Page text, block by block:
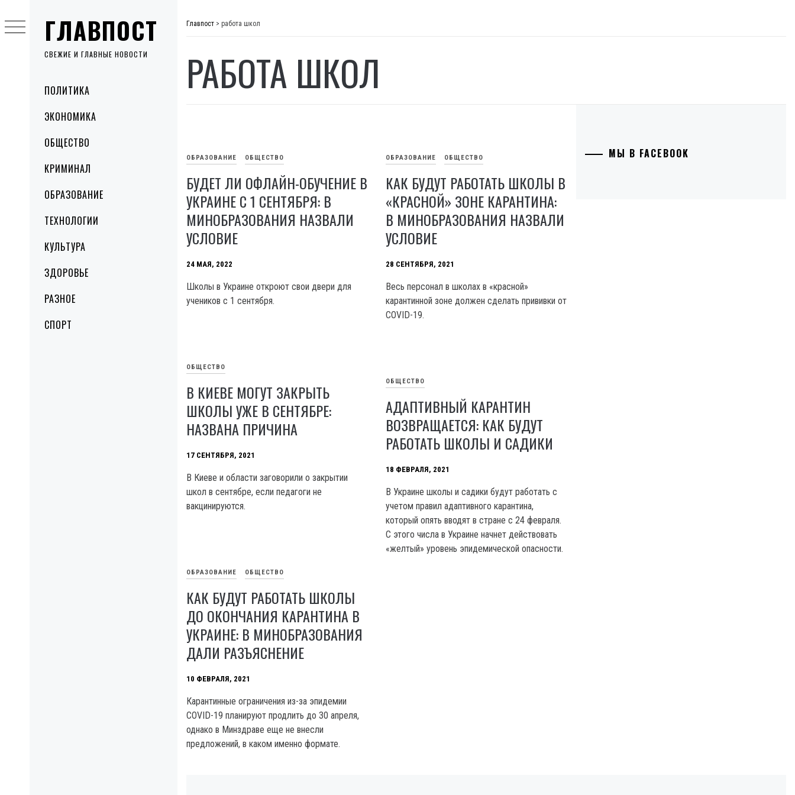
ГЛАВПОСТ
СВЕЖИЕ И ГЛАВНЫЕ НОВОСТИ
MenuПОЛИТИКА
ЭКОНОМИКА
ОБЩЕСТВО
КРИМИНАЛ
ОБРАЗОВАНИЕ
ТЕХНОЛОГИИ
КУЛЬТУРА
ЗДОРОВЬЕ
РАЗНОЕ
СПОРТ
to
content
Главпост > работа школ
РАБОТА ШКОЛ
ОБРАЗОВАНИЕ ОБЩЕСТВО
БУДЕТ ЛИ ОФЛАЙН-ОБУЧЕНИЕ В
УКРАИНЕ С 1 СЕНТЯБРЯ: В
МИНОБРАЗОВАНИЯ НАЗВАЛИ
УСЛОВИЕ
24 МАЯ, 2022
Школы в Украине откроют свои двери для
учеников с 1 сентября.
ОБРАЗОВАНИЕ ОБЩЕСТВО
КАК БУДУТ РАБОТАТЬ ШКОЛЫ В
«КРАСНОЙ» ЗОНЕ КАРАНТИНА:
В МИНОБРАЗОВАНИЯ НАЗВАЛИ
УСЛОВИЕ
28 СЕНТЯБРЯ, 2021
Весь персонал в школах в «красной»
карантинной зоне должен сделать прививки от
COVID-19.
ОБЩЕСТВО
В КИЕВЕ МОГУТ ЗАКРЫТЬ
ШКОЛЫ УЖЕ В СЕНТЯБРЕ:
НАЗВАНА ПРИЧИНА
17 СЕНТЯБРЯ, 2021
В Киеве и области заговорили о закрытии
школ в сентябре, если педагоги не
вакцинируются.
ОБЩЕСТВО
АДАПТИВНЫЙ КАРАНТИН
ВОЗВРАЩАЕТСЯ: КАК БУДУТ
РАБОТАТЬ ШКОЛЫ И САДИКИ
18 ФЕВРАЛЯ, 2021
В Украине школы и садики будут работать с
учетом правил адаптивного карантина,
который опять вводят в стране с 24 февраля.
С этого числа в Украине начнет действовать
«желтый» уровень эпидемической опасности.
ОБРАЗОВАНИЕ ОБЩЕСТВО
КАК БУДУТ РАБОТАТЬ ШКОЛЫ
ДО ОКОНЧАНИЯ КАРАНТИНА В
УКРАИНЕ: В МИНОБРАЗОВАНИЯ
ДАЛИ РАЗЪЯСНЕНИЕ
10 ФЕВРАЛЯ, 2021
Карантинные ограничения из-за эпидемии
COVID-19 планируют продлить до 30 апреля,
однако в Минздраве еще не внесли
предложений, в каком именно формате.
МЫ В FACEBOOK